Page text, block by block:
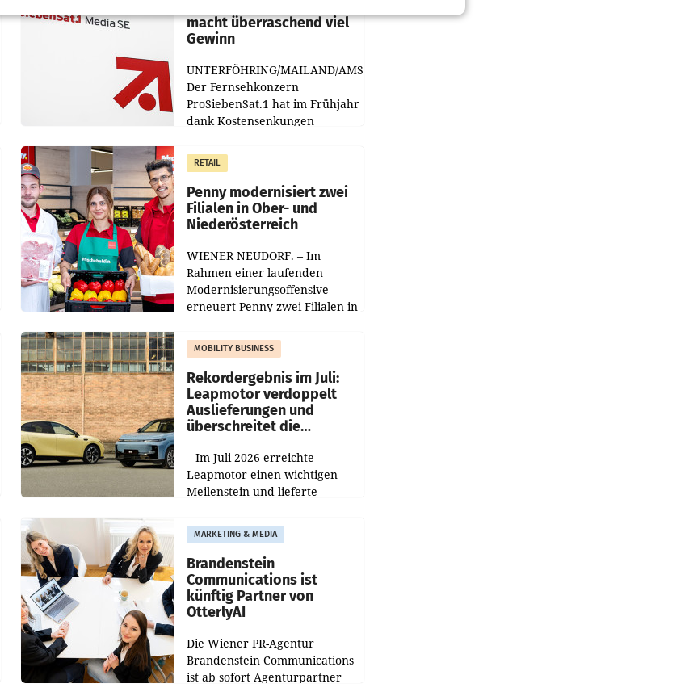
macht überraschend viel
Gewinn
UNTERFÖHRING/MAILAND/AMSTERDAM.
Der Fernsehkonzern
ProSiebenSat.1 hat im Frühjahr
dank Kostensenkungen
gemacht und die
Markterwartung deutlich
übertroffen.
RETAIL
Penny modernisiert zwei
Filialen in Ober- und
Niederösterreich
WIENER NEUDORF. – Im
Rahmen einer laufenden
Modernisierungsoffensive
erneuert Penny zwei Filialen in
Die beiden Standorte liegen in
Haag sowie im rund
MOBILITY BUSINESS
Rekordergebnis im Juli:
Leapmotor verdoppelt
Auslieferungen und
überschreitet die
– Im Juli 2026 erreichte
Leapmotor einen wichtigen
Meilenstein und lieferte
aus, womit sich das Ergebnis
gegenüber Juli 2025 mehr als
verdoppelte (+102
MARKETING & MEDIA
Brandenstein
Communications ist
künftig Partner von
OtterlyAI
Die Wiener PR-Agentur
Brandenstein Communications
ist ab sofort Agenturpartner